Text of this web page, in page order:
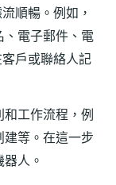
順暢。例如，
、電子郵件、電
戶或聯絡人記
工作流程，例
建等。在這一步
人。